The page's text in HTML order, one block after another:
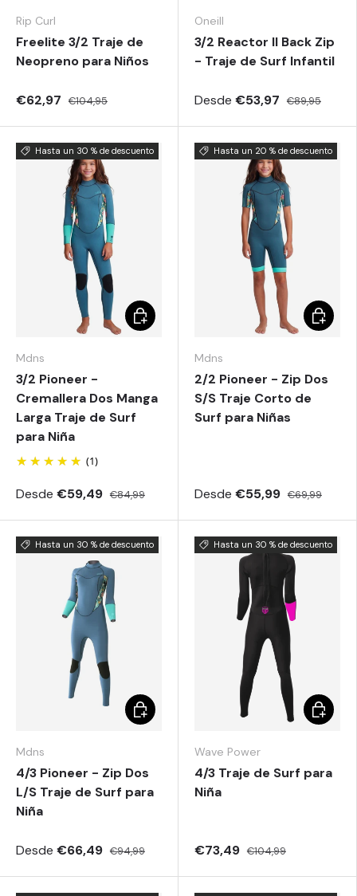
Rip Curl
Freelite 3/2 Traje de
Neopreno para Niños
€62,97 €104,95
Oneill
3/2 Reactor II Back Zip
- Traje de Surf Infantil
Desde €53,97 €89,95
Hasta un 30 % de descuento
Mdns
3/2 Pioneer -
Cremallera Dos Manga
Larga Traje de Surf
para Niña
(1)
Desde €59,49 €84,99
Elegir opciones
Hasta un 20 % de descuento
Mdns
2/2 Pioneer - Zip Dos
S/S Traje Corto de
Surf para Niñas
Desde €55,99 €69,99
Elegir
Hasta un 30 % de descuento
Mdns
4/3 Pioneer - Zip Dos
L/S Traje de Surf para
Niña
Desde €66,49 €94,99
Elegir opciones
Hasta un 30 % de descuento
Wave Power
4/3 Traje de Surf para
Niña
€73,49 €104,99
Elegir